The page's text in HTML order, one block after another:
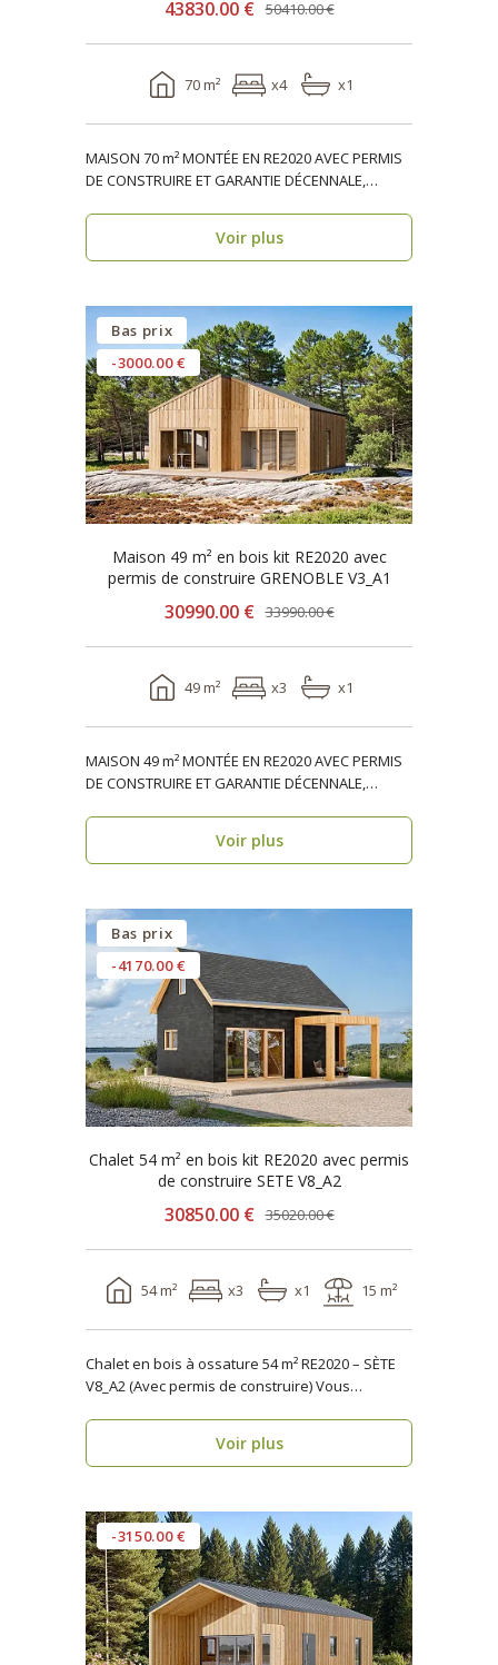
43830.00 € 50410.00 €
70 m² x4 x1
MAISON 70 m² MONTÉE EN RE2020 AVEC PERMIS
DE CONSTRUIRE ET GARANTIE DÉCENNALE,
Voir plus
Bas prix
-3000.00 €
Maison 49 m² en bois kit RE2020 avec
permis de construire GRENOBLE V3_A1
30990.00 € 33990.00 €
49 m² x3 x1
MAISON 49 m² MONTÉE EN RE2020 AVEC PERMIS
DE CONSTRUIRE ET GARANTIE DÉCENNALE,
Voir plus
Bas prix
-4170.00 €
Chalet 54 m² en bois kit RE2020 avec permis
de construire SETE V8_A2
30850.00 € 35020.00 €
54 m² x3 x1 15 m²
Chalet en bois à ossature 54 m² RE2020 – SÈTE
V8_A2 (Avec permis de construire) Vous
Voir plus
-3150.00 €